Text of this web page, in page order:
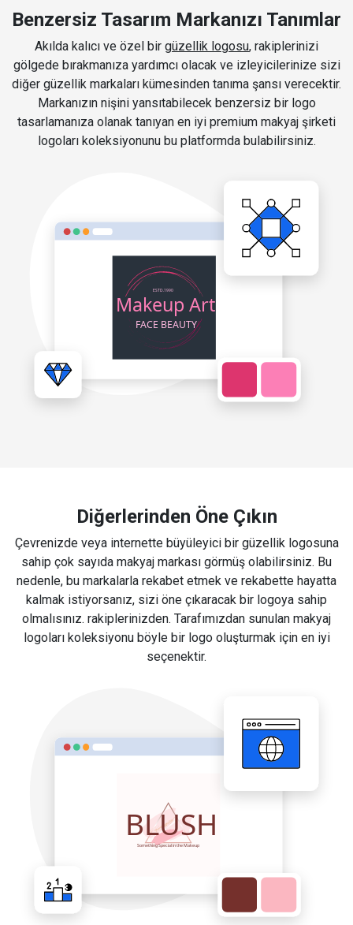
Benzersiz Tasarım Markanızı Tanımlar
Akılda kalıcı ve özel bir güzellik logosu, rakiplerinizi
gölgede bırakmanıza yardımcı olacak ve izleyicilerinize sizi
diğer güzellik markaları kümesinden tanıma şansı verecektir.
Markanızın nişini yansıtabilecek benzersiz bir logo
tasarlamanıza olanak tanıyan en iyi premium makyaj şirketi
logoları koleksiyonunu bu platformda bulabilirsiniz.
Diğerlerinden Öne Çıkın
Çevrenizde veya internette büyüleyici bir güzellik logosuna
sahip çok sayıda makyaj markası görmüş olabilirsiniz. Bu
nedenle, bu markalarla rekabet etmek ve rekabette hayatta
kalmak istiyorsanız, sizi öne çıkaracak bir logoya sahip
olmalısınız. rakiplerinizden. Tarafımızdan sunulan makyaj
logoları koleksiyonu böyle bir logo oluşturmak için en iyi
seçenektir.